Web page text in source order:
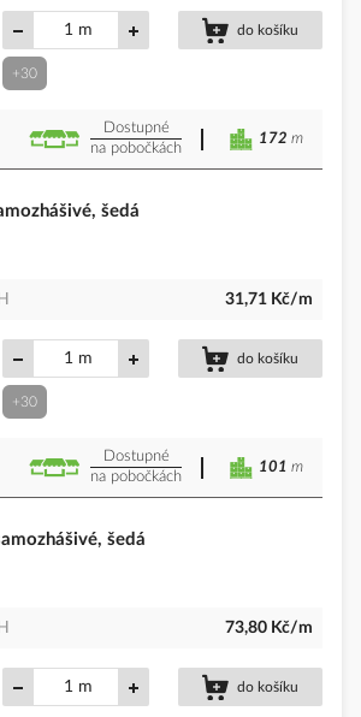
m do košíku
+30
Dostupné
na pobočkách
172 m
šedá
31,71 Kč/m
m do košíku
+30
Dostupné
na pobočkách
101 m
šedá
73,80 Kč/m
m do košíku